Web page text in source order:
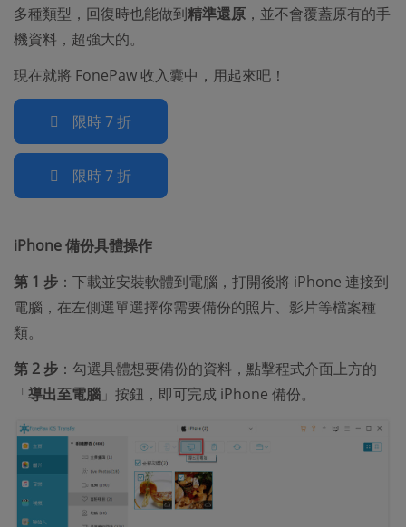
多種類型，回復時也能做到精準還原 ，並不會覆蓋原有的手
機資料，超強大的。
現在就將 FonePaw 收入囊中，用起來吧！
限時 7 折
限時 7 折
iPhone 備份具體操作
第 1 步 ：下載並安裝軟體到電腦，打開後將 iPhone 連接到
電腦，在左側選單選擇你需要備份的照片、影片等檔案種
類。
第 2 步 ：勾選具體想要備份的資料，點擊程式介面上方的
「導出至電腦 」按鈕，即可完成 iPhone 備份。